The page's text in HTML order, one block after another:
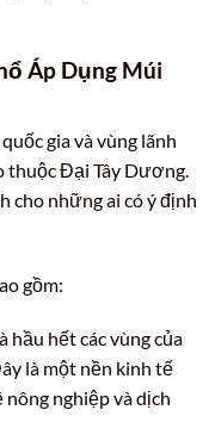
Áp Dụng Múi
gia và vùng lãnh
thuộc Đại Tây Dương.
cho những ai có ý định
gồm:
hầu hết các vùng của
là một nền kinh tế
nghiệp và dịch